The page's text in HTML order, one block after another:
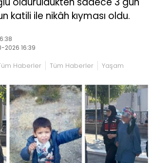
katili ile nikâh kıyması oldu.
2026 16:39
Haberler Tüm Haberler Yaşam